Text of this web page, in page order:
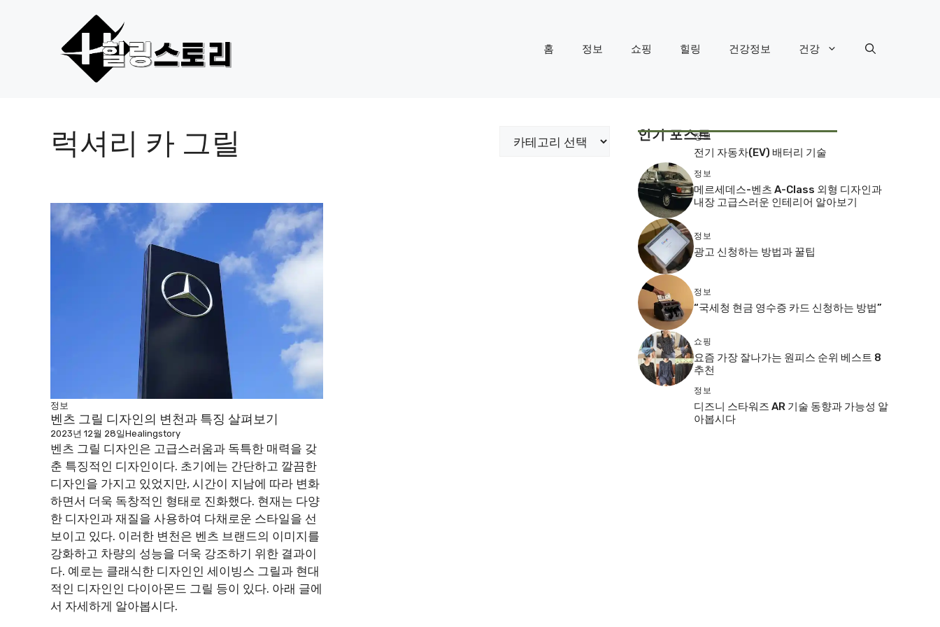
홈 정보 쇼핑 힐링 건강정보 건강
럭셔리 카 그릴
정보
벤츠 그릴 디자인의 변천과 특징 살펴보기
2023년 12월 28일Healingstory
벤츠 그릴 디자인은 고급스러움과 독특한 매력을 갖
춘 특징적인 디자인이다. 초기에는 간단하고 깔끔한
디자인을 가지고 있었지만, 시간이 지남에 따라 변화
하면서 더욱 독창적인 형태로 진화했다. 현재는 다양
한 디자인과 재질을 사용하여 다채로운 스타일을 선
보이고 있다. 이러한 변천은 벤츠 브랜드의 이미지를
강화하고 차량의 성능을 더욱 강조하기 위한 결과이
다. 예로는 클래식한 디자인인 세이빙스 그릴과 현대
적인 디자인인 다이아몬드 그릴 등이 있다. 아래 글에
서 자세하게 알아봅시다.
인기 포스트
정보
전기 자동차(EV) 배터리 기술
정보
메르세데스-벤츠 A-Class 외형 디자인과
내장 고급스러운 인테리어 알아보기
정보
광고 신청하는 방법과 꿀팁
정보
“국세청 현금 영수증 카드 신청하는 방법”
쇼핑
요즘 가장 잘나가는 원피스 순위 베스트 8
추천
정보
디즈니 스타워즈 AR 기술 동향과 가능성 알
아봅시다